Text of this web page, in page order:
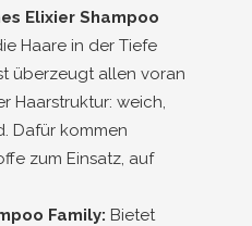
Elixier Shampoo
Haare in der Tiefe
überzeugt allen voran
Haarstruktur: weich,
Dafür kommen
zum Einsatz, auf
Family: Bietet